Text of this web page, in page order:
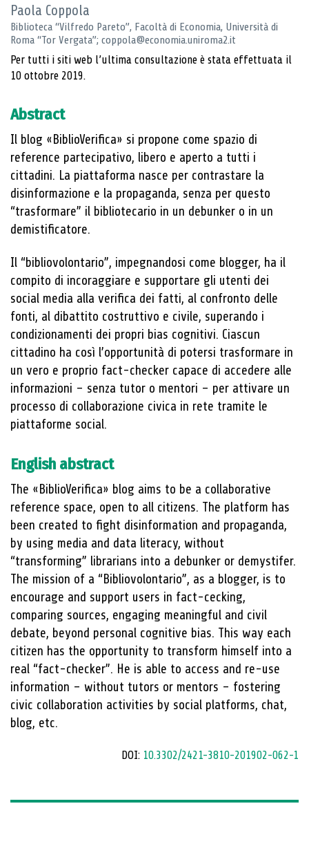
Paola Coppola
Biblioteca “Vilfredo Pareto”, Facoltà di Economia, Università di
Roma “Tor Vergata”; coppola@economia.uniroma2.it
Per tutti i siti web l’ultima consultazione è stata effettuata il
10 ottobre 2019.
Abstract
Il blog «BiblioVerifica» si propone come spazio di
reference partecipativo, libero e aperto a tutti i
cittadini. La piattaforma nasce per contrastare la
disinformazione e la propaganda, senza per questo
“trasformare” il bibliotecario in un debunker o in un
demistificatore.
Il “bibliovolontario”, impegnandosi come blogger, ha il
compito di incoraggiare e supportare gli utenti dei
social media alla verifica dei fatti, al confronto delle
fonti, al dibattito costruttivo e civile, superando i
condizionamenti dei propri bias cognitivi. Ciascun
cittadino ha così l’opportunità di potersi trasformare in
un vero e proprio fact-checker capace di accedere alle
informazioni – senza tutor o mentori – per attivare un
processo di collaborazione civica in rete tramite le
piattaforme social.
English abstract
The «BiblioVerifica» blog aims to be a collaborative
reference space, open to all citizens. The platform has
been created to fight disinformation and propaganda,
by using media and data literacy, without
“transforming” librarians into a debunker or demystifer.
The mission of a “Bibliovolontario”, as a blogger, is to
encourage and support users in fact-cecking,
comparing sources, engaging meaningful and civil
debate, beyond personal cognitive bias. This way each
citizen has the opportunity to transform himself into a
real “fact-checker”. He is able to access and re-use
information – without tutors or mentors – fostering
civic collaboration activities by social platforms, chat,
blog, etc.
DOI: 10.3302/2421-3810-201902-062-1